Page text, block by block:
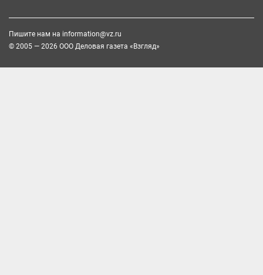
Пишите нам на information@vz.ru
© 2005 — 2026 ООО Деловая газета «Взгляд»